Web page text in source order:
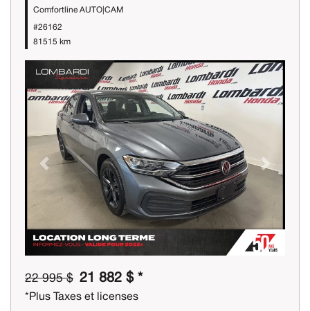
Comfortline AUTO|CAM
#26162
81515 km
Previous Next
22 995 $ 21 882 $ *
*Plus Taxes et licenses